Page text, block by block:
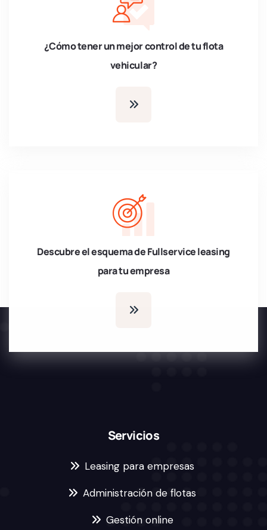
¿Cómo tener un mejor control de tu flota
vehicular?
Descubre el esquema de Fullservice leasing
para tu empresa
Servicios
Leasing para empresas
Administración de flotas
Gestión online